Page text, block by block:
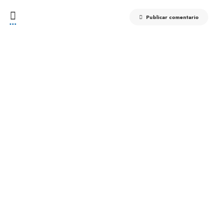
Publicar comentario